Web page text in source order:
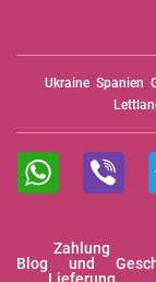
Ukraine Spanien
Blog
Zahlung
und
Lieferung